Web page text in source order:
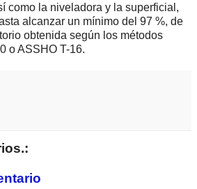
como la niveladora y la superficial,
alcanzar un mínimo del 97 %, de
obtenida según los métodos
o ASSHO T-16.